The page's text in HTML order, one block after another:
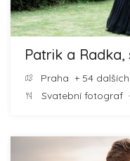
Patrik a
Praha + 54 dalších
Svatební fotograf